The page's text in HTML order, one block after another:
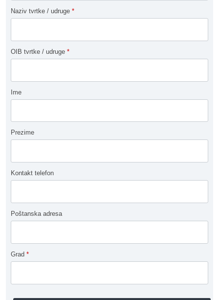
Naziv tvrtke / udruge *
OIB tvrtke / udruge *
Ime
Prezime
Kontakt telefon
Poštanska adresa
Grad *